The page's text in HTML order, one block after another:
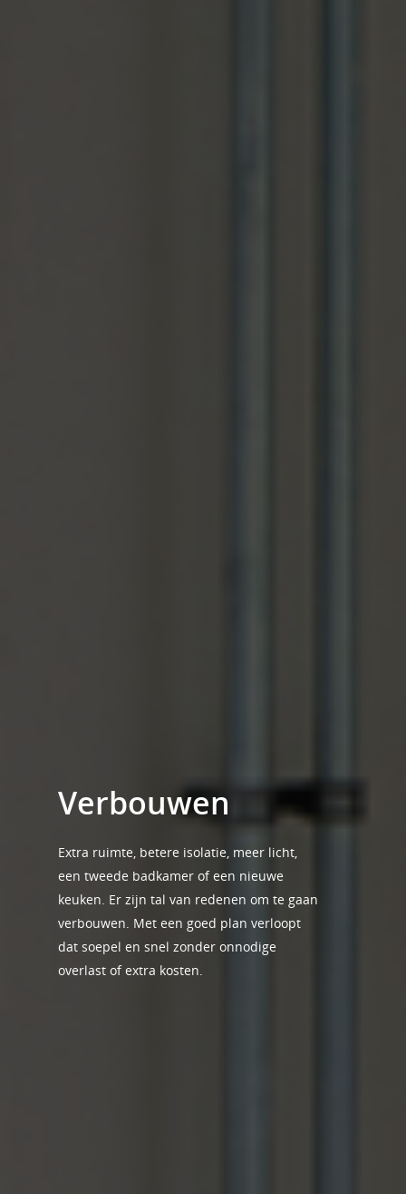
Verbouwen
Extra ruimte, betere isolatie, meer licht,
een tweede badkamer of een nieuwe
keuken. Er zijn tal van redenen om te gaan
verbouwen. Met een goed plan verloopt
dat soepel en snel zonder onnodige
overlast of extra kosten.